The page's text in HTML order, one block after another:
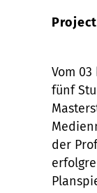
Vom
fünf
der